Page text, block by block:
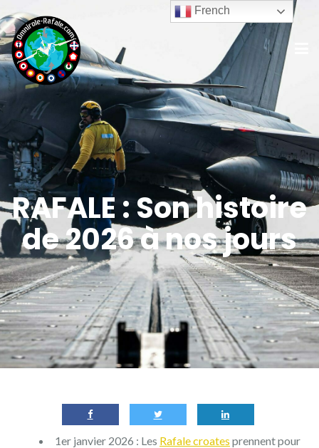
RAFALE : Son histoire
de 2026 à nos jours
1er janvier 2026 : Les Rafale croates prennent pour
French